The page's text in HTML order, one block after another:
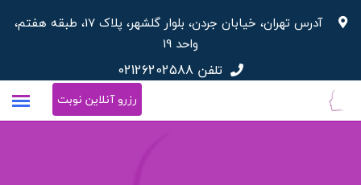
پرش
آدرس تهران، خیابان جردن، بلوار گلشهر، پلاک 17، طبقه هفتم،
واحد 19
تلفن 02126202588
رزرو آنلاین نوبت